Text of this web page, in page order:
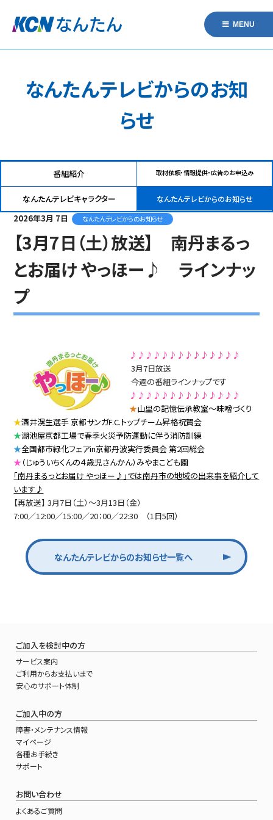
MENU
なんたんテレビからのお知
らせ
番組紹介 取材依頼・情報提供・広告のお申込み
なんたんテレビキャラクター なんたんテレビからのお知らせ
2026年3月 7日 なんたんテレビからのお知らせ
【3月7日（土）放送】 南丹まるっ
とお届け やっほー♪ ラインナッ
プ
♪♪♪♪♪♪♪♪♪♪♪♪♪♪
3月7日放送
今週の番組ラインナップです
♪♪♪♪♪♪♪♪♪♪♪♪♪♪
★山里の記憶伝承教室～味噌づくり
★酒井滉生選手 京都サンガF.C.トップチーム昇格祝賀会
★湖池屋京都工場で春季火災予防運動に伴う消防訓練
★全国都市緑化フェアin京都丹波実行委員会 第2回総会
★ （じゅういちくんの４歳児さんかん）みやまこども園
「南丹まるっとお届け やっほー♪」では南丹市の地域の出来事を紹介して
います♪
【再放送】 3月7日（土）～3月13日（金）
7:00／12:00／15:00／20：00／22:30 （1日5回）
なんたんテレビからのお知らせ一覧へ
ご加入を検討中の方
サービス案内
ご利用からお支払いまで
安心のサポート体制
ご加入中の方
障害・メンテナンス情報
マイページ
各種お手続き
サポート
お問い合わせ
よくあるご質問